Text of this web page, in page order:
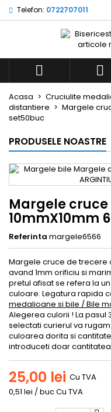
Telefon: 0722707011
 
Acasa Cruciulite
distantiere
Margele
set50buc
PRODUSELE NOASTRE
Margele
10mmX10mm
Referinta margele6566
Margele cruce de trecere
avand 1mm orificiu si
pretul afisat se refera la
culoare. Legatura rapida
medalioane si bile / Bile
Alegerea culorii ! La pasul
selectati curierul va
culoarea dorita si
introduceti doar
25,00 lei Cu TVA
0,51 lei / buc Cu TVA